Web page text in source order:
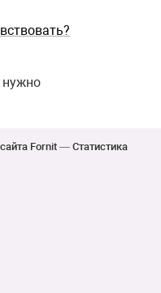
нужно
Fornit— Статистика